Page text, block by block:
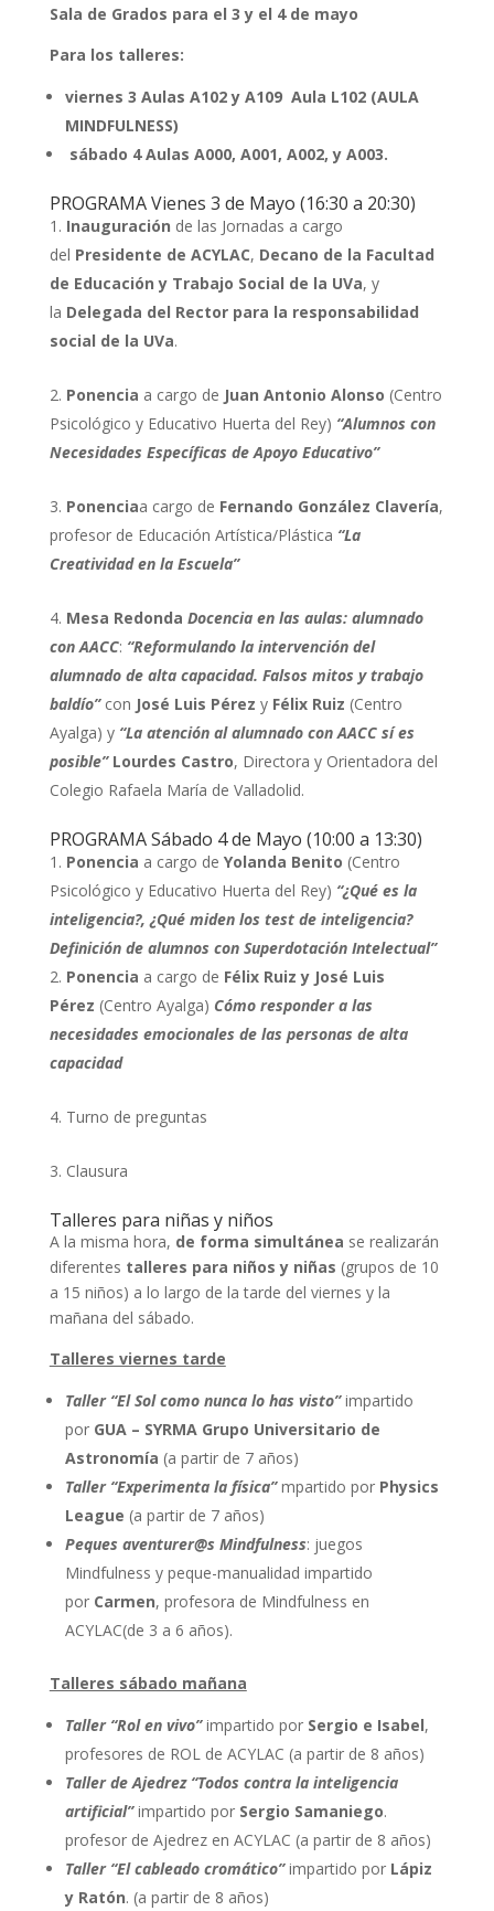
Sala de Grados para el 3 y el 4 de mayo
Para los talleres:
viernes 3 Aulas A102 y A109 Aula L102 (AULA
MINDFULNESS)
sábado 4 Aulas A000, A001, A002, y A003.
PROGRAMA Vienes 3 de Mayo (16:30 a 20:30)
Inauguración de las Jornadas a cargo
del Presidente de ACYLAC, Decano de la Facultad
de Educación y Trabajo Social de la UVa, y
la Delegada del Rector para la responsabilidad
social de la UVa.
Ponencia a cargo de Juan Antonio Alonso (Centro
Psicológico y Educativo Huerta del Rey) “Alumnos con
Necesidades Específicas de Apoyo Educativo”
Ponenciaa cargo de Fernando González Clavería,
profesor de Educación Artística/Plástica “La
Creatividad en la Escuela”
Mesa Redonda Docencia en las aulas: alumnado
con AACC: “Reformulando la intervención del
alumnado de alta capacidad. Falsos mitos y trabajo
baldío”con José Luis Pérez y Félix Ruiz (Centro
Ayalga) y “La atención al alumnado con AACC sí es
posible” Lourdes Castro, Directora y Orientadora del
Colegio Rafaela María de Valladolid.
PROGRAMA Sábado 4 de Mayo (10:00 a 13:30)
Ponencia a cargo de Yolanda Benito (Centro
Psicológico y Educativo Huerta del Rey) “¿Qué es la
inteligencia?, ¿Qué miden los test de inteligencia?
Definición de alumnos con Superdotación Intelectual”
Ponencia a cargo de Félix Ruiz y José Luis
Pérez (Centro Ayalga) Cómo responder a las
necesidades emocionales de las personas de alta
capacidad
Turno de preguntas
Clausura
Talleres para niñas y niños
A la misma hora, de forma simultánea se realizarán
diferentes talleres para niños y niñas (grupos de 10
a 15 niños) a lo largo de la tarde del viernes y la
mañana del sábado.
Talleres viernes tarde
Taller “El Sol como nunca lo has visto”impartido
por GUA – SYRMA Grupo Universitario de
Astronomía (a partir de 7 años)
Taller “Experimenta la física”mpartido por Physics
League (a partir de 7 años)
Peques aventurer@s Mindfulness: juegos
Mindfulness y peque-manualidad impartido
por Carmen, profesora de Mindfulness en
ACYLAC(de 3 a 6 años).
Talleres sábado mañana
Taller “Rol en vivo”impartido por Sergio e Isabel,
profesores de ROL de ACYLAC (a partir de 8 años)
Taller de Ajedrez “Todos contra la inteligencia
artificial”impartido por Sergio Samaniego.
profesor de Ajedrez en ACYLAC (a partir de 8 años)
Taller “El cableado cromático”impartido por Lápiz
y Ratón. (a partir de 8 años)